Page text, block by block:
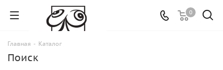
0
Главная - Каталог
Поиск